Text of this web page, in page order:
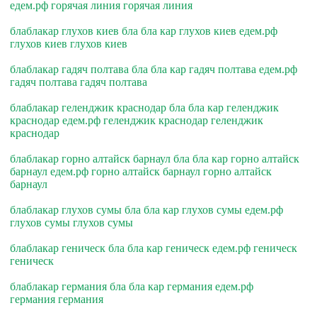
едем.рф горячая линия горячая линия
блаблакар глухов киев бла бла кар глухов киев едем.рф
глухов киев глухов киев
блаблакар гадяч полтава бла бла кар гадяч полтава едем.рф
гадяч полтава гадяч полтава
блаблакар геленджик краснодар бла бла кар геленджик
краснодар едем.рф геленджик краснодар геленджик
краснодар
блаблакар горно алтайск барнаул бла бла кар горно алтайск
барнаул едем.рф горно алтайск барнаул горно алтайск
барнаул
блаблакар глухов сумы бла бла кар глухов сумы едем.рф
глухов сумы глухов сумы
блаблакар геническ бла бла кар геническ едем.рф геническ
геническ
блаблакар германия бла бла кар германия едем.рф
германия германия